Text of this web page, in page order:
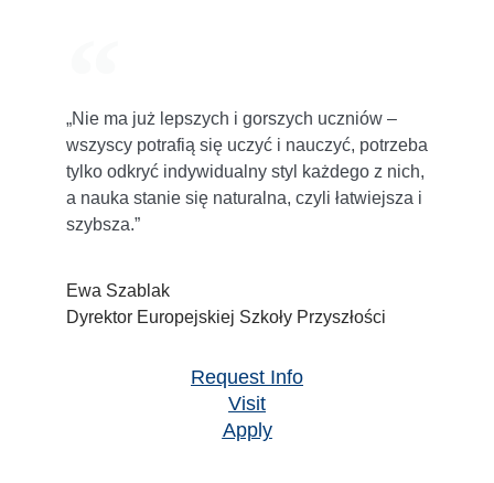
„Nie ma już lepszych i gorszych uczniów –
wszyscy potrafią się uczyć i nauczyć, potrzeba
tylko odkryć indywidualny styl każdego z nich,
a nauka stanie się naturalna, czyli łatwiejsza i
szybsza.”
Ewa Szablak
Dyrektor Europejskiej Szkoły Przyszłości
Request Info
Visit
Apply